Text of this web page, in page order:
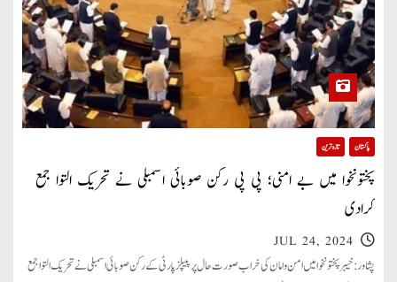
پاکستان تازہ ترین
پختونخوا میں بے امنی؛ پی پی رکن صوبائی اسمبلی نے تحریک التوا جمع
کرادی
JUL 24, 2024
پشاور: خیبر پختونخوا میں امن و امان کی خراب صورت حال پر پیپلز پارٹی کے رکن صوبائی اسمبلی نے تحریک التوا جمع